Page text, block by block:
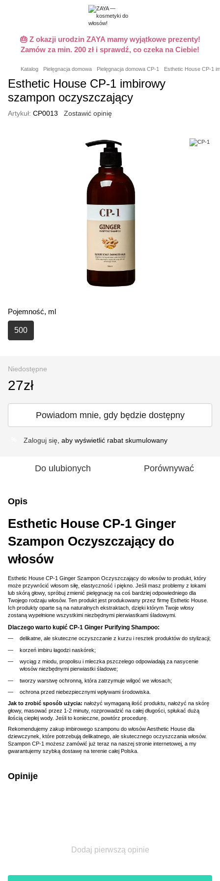
🎂 Z okazji urodzin ZAYA mamy wyjątkowe prezenty!
Zamów za min. 200 zł i sprawdź, co czeka na Ciebie!
Katalog Pielęgnacja domowa Pielęgnacja domowa CP-1 Esthetic House CP-1
Esthetic House CP-1 imbirowy
szampon oczyszczający
Artykuł: CP0013 Zostawić opinię
Pojemność, ml
500
Niedostępne
27zł
Powiadom mnie, gdy będzie dostępny
Zaloguj się , aby wyświetlić rabat skumulowany
Do ulubionych Porównywać
Opis
Esthetic House CP-1 Ginger
Szampon Oczyszczający do
włosów
Esthetic House CP-1 Ginger Szampon Oczyszczający do włosów to produkt, który
może przywrócić włosom siłę, elastyczność i piękno. Jeśli masz problemy z lokami
lub skórą głowy, spróbuj zmienić pielęgnację na coś bardziej odpowiedniego dla
Twojego rodzaju włosów. Ten produkt jest produkowany przez firmę Esthetic House.
Ich produkty oparte są na naturalnych ekstraktach, dzięki którym Twoje włosy
zostaną wypełnione wszystkimi niezbędnymi pierwiastkami śladowymi.
Dlaczego warto kupić CP-1 Ginger Purifying Shampoo:
delikatne, ale skuteczne oczyszczanie z kurzu i resztek produktów do stylizacji;
korzeń imbiru łagodzi naskórek;
wyciąg z miodu, propolisu i mleczka pszczelego odpowiadają za nasycenie
włosów niezbędnymi pierwiastki śladowe;
tworzy warstwę ochronną, która zatrzymuje wilgoć we włosach;
ochrona przed niebezpiecznymi wpływami środowiska.
Jak to zrobić sposób użycia: nałożyć wymaganą ilość produktu, nałożyć na skórę
głowy, masować przez 1-2 minuty, rozprowadzić na całej długości, spłukać dużą
ilością ciepłej wody. Jeśli to konieczne, powtórz procedurę.
Rekomendujemy zakup imbirowego szamponu do włosów Aesthetic House dla
dziewczynek, które potrzebują delikatnego, ale skutecznego oczyszczania włosów.
Szampon CP-1 możesz zamówić już teraz na naszej stronie internetowej, a my
gwarantujemy szybką dostawę na terenie całej Polska.
Opinije
Dodaj pierwszą opinie